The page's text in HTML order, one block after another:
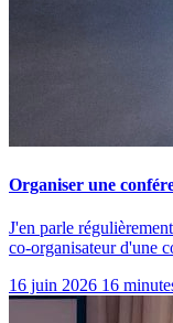
Organiser une
J'en parle
co-organisateur d'une
16 juin 2026 16